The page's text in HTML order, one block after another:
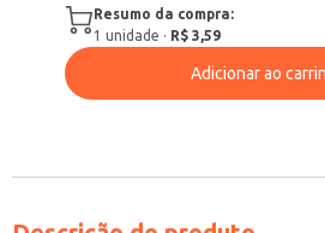
Resumo da compra:
1 unidade · R$ 3,59
Adicionar ao